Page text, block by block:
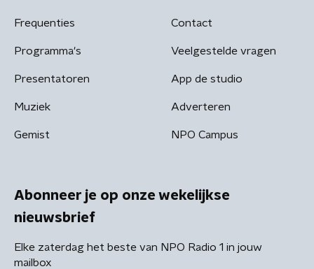
Frequenties
Programma's
Presentatoren
Muziek
Gemist
Contact
Veelgestelde vragen
App de studio
Adverteren
NPO Campus
Abonneer je op onze wekelijkse
nieuwsbrief
Elke zaterdag het beste van NPO Radio 1 in jouw
mailbox